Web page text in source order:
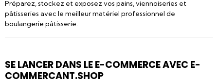
Préparez, stockez et exposez vos pains, viennoiseries et
pâtisseries avec le meilleur matériel professionnel de
boulangerie pâtisserie.
SE LANCER DANS LE E-COMMERCE AVEC E-
COMMERÇANT.SHOP